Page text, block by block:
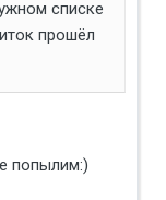
списке
прошёл
попылим:)